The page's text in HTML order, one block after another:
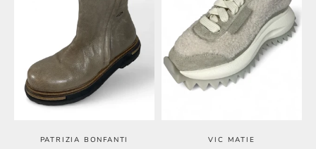
PATRIZIA BONFANTI VIC MATIE